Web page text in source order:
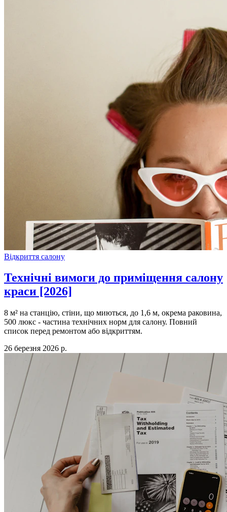
Відкриття салону
Технічні вимоги до приміщення салону
краси [2026]
8 м² на станцію, стіни, що миються, до 1,6 м, окрема раковина,
500 люкс - частина технічних норм для салону. Повний
список перед ремонтом або відкриттям.
26 березня 2026 р.